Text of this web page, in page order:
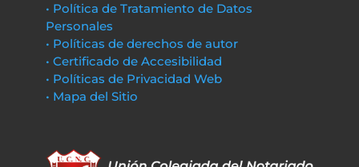
• Política de Tratamiento de Datos
Personales
• Políticas de derechos de autor
• Certificado de Accesibilidad
• Políticas de Privacidad Web
• Mapa del Sitio